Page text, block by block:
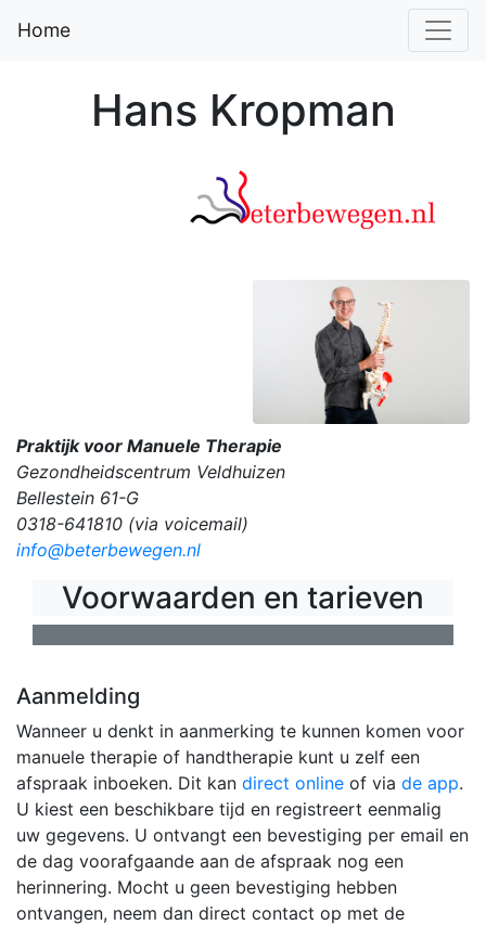
Home
Hans Kropman
Praktijk voor Manuele Therapie
Gezondheidscentrum Veldhuizen
Bellestein 61-G
0318-641810 (via voicemail)
info@beterbewegen.nl
Voorwaarden en tarieven
Aanmelding
Wanneer u denkt in aanmerking te kunnen komen voor
manuele therapie of handtherapie kunt u zelf een
afspraak inboeken. Dit kan direct online of via de app.
U kiest een beschikbare tijd en registreert eenmalig
uw gegevens. U ontvangt een bevestiging per email en
de dag voorafgaande aan de afspraak nog een
herinnering. Mocht u geen bevestiging hebben
ontvangen, neem dan direct contact op met de